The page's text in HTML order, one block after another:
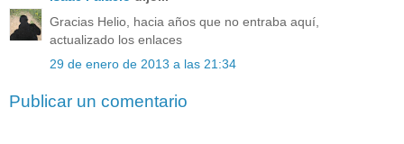
Gracias Helio, hacia años que no entraba aquí,
actualizado los enlaces
29 de enero de 2013 a las 21:34
Publicar un comentario